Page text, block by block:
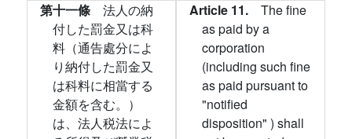
第十一條 法人の納
付した罰金又は科
料（通告處分によ
り納付した罰金又
は科料に相當する
金額を含む。）
は、法人税法によ
Article 11. The fine
as paid by a
corporation
(including such fine
as paid pursuant to
"notified
disposition" ) shall